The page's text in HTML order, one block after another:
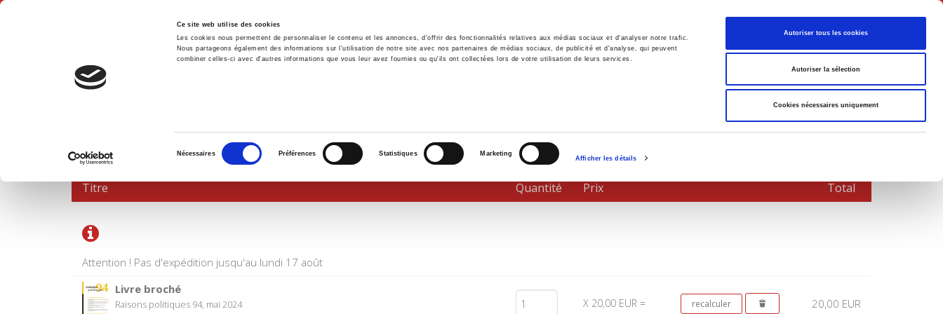
Ce site web utilise des cookies
Les cookies nous permettent de personnaliser le contenu et les annonces, d'offrir des fonctionnalités relatives aux médias sociaux et d'analyser notre trafic.
Nous partageons également des informations sur l'utilisation de notre site avec nos partenaires de médias sociaux, de publicité et d'analyse, qui peuvent
combiner celles-ci avec d'autres informations que vous leur avez fournies ou qu'ils ont collectées lors de votre utilisation de leurs services.
consentement
Nécessaires Préférences Statistiques Marketing
Afficher les détails
Autoriser tous les cookies
Autoriser la sélection
Cookies nécessaires uniquement
Français
Accueil Environnement Histoire International
PANIER D'ACHATS
Attention ! Pas d'expédition jusqu'au lundi 17 août
Titre Quantité Prix Total
Livre broché
Raisons politiques 94, mai 2024
X 20,00 EUR = 20,00 EUR